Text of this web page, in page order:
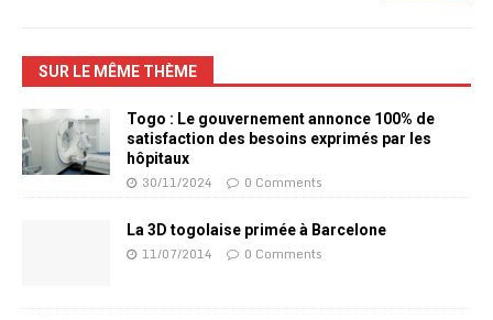
SUR LE MÊME THÈME
Togo : Le gouvernement annonce 100% de
satisfaction des besoins exprimés par les
hôpitaux
30/11/2024 0 Comments
La 3D togolaise primée à Barcelone
11/07/2014 0 Comments